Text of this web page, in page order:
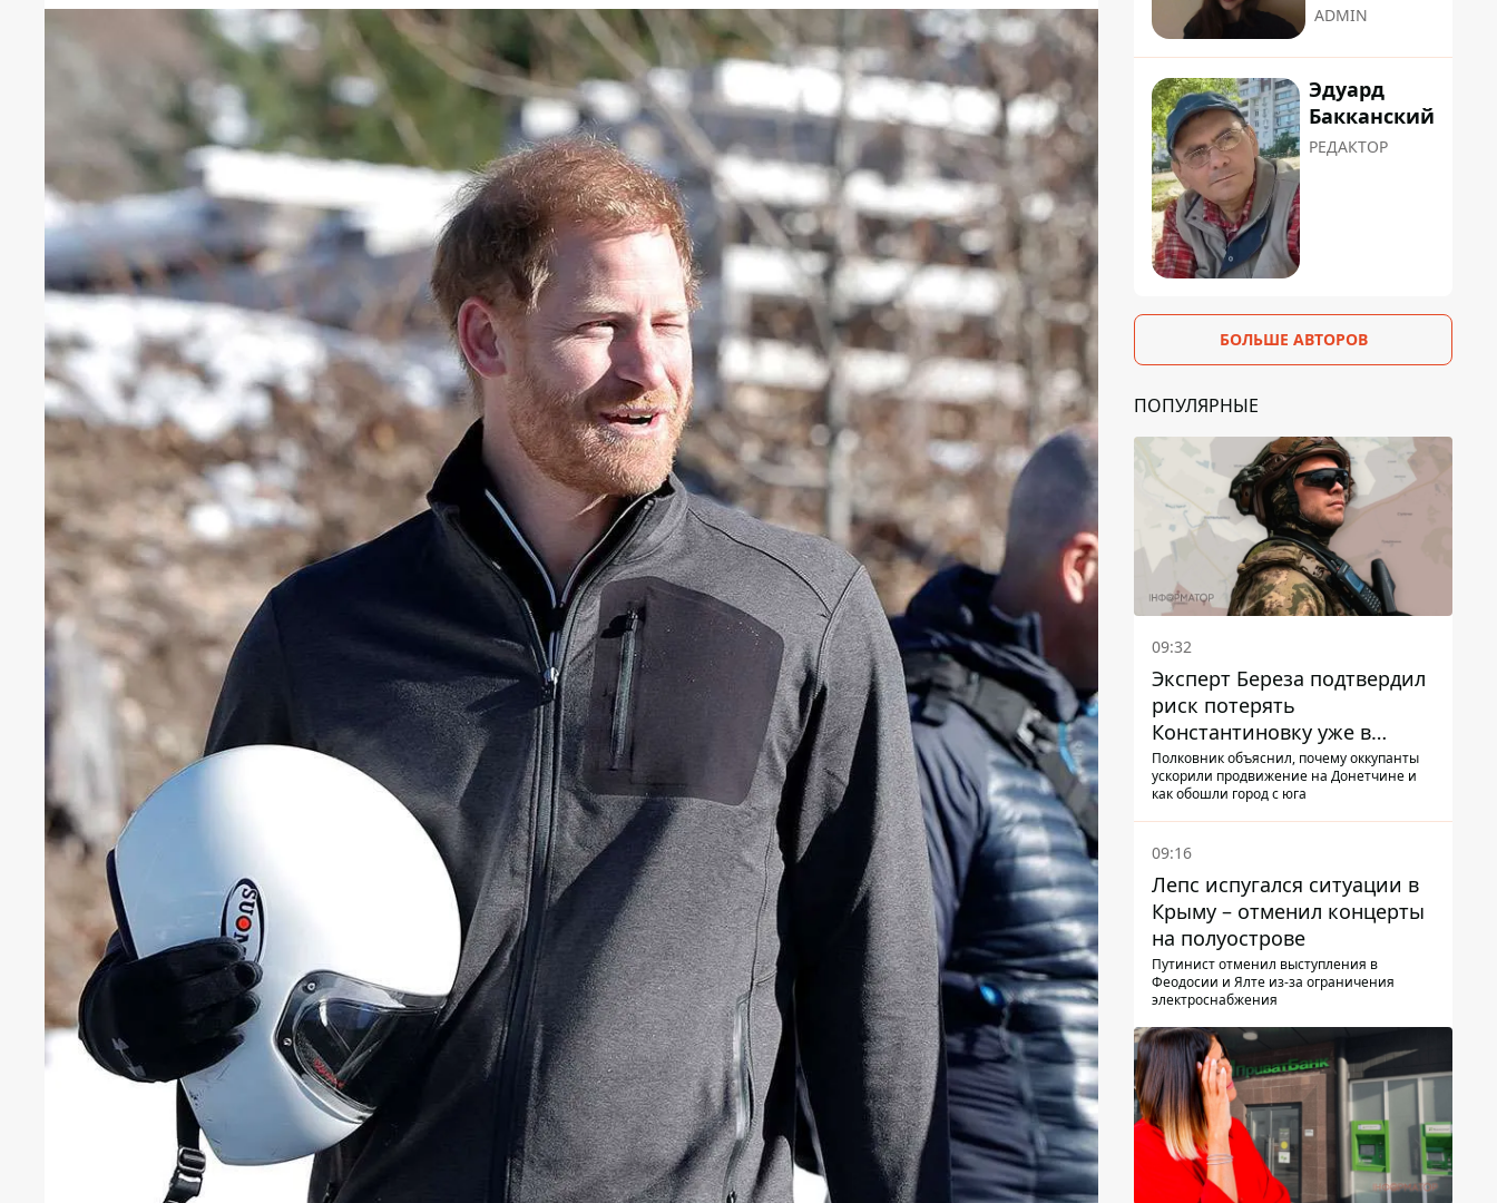
ADMIN
Эдуард
Бакканский
РЕДАКТОР
БОЛЬШЕ АВТОРОВ
ПОПУЛЯРНЫЕ
09:32
Эксперт Береза ​​подтвердил
риск потерять
Константиновку уже в
ближайшие месяцы
Полковник объяснил, почему оккупанты
ускорили продвижение на Донетчине и
как обошли город с юга
09:16
Лепс испугался ситуации в
Крыму – отменил концерты
на полуострове
Путинист отменил выступления в
Феодосии и Ялте из-за ограничения
электроснабжения